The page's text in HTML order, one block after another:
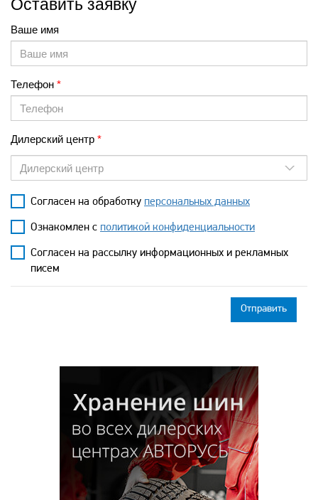
Оставить заявку
Ваше имя
Телефон
Дилерский центр
Дилерский центр
Согласен на обработку персональных данных
Ознакомлен с политикой конфиденциальности
Согласен на рассылку информационных и рекламных
писем